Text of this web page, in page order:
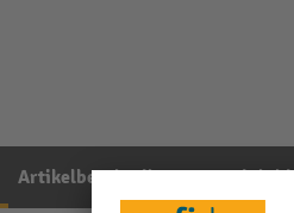
Artikelbeschreibung